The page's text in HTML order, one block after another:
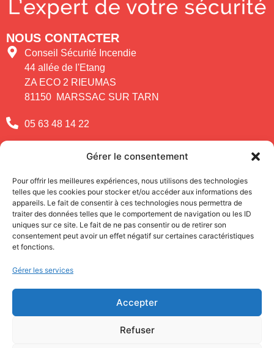
Gérer le consentement
Pour offrir les meilleures expériences, nous utilisons des technologies
telles que les cookies pour stocker et/ou accéder aux informations des
appareils. Le fait de consentir à ces technologies nous permettra de
traiter des données telles que le comportement de navigation ou les ID
uniques sur ce site. Le fait de ne pas consentir ou de retirer son
consentement peut avoir un effet négatif sur certaines caractéristiques
et fonctions.
Gérer les services
Accepter
Refuser
NOUS CONTACTER
Conseil Sécurité Incendie
44 allée de l'Etang
ZA ECO 2 RIEUMAS
81150 MARSSAC SUR TARN
05 63 48 14 22
contact@csi-mp.com
VOUS AVEZ UNE QUESTION ?
APPELEZ-NOUS !
05 63 48 14 22
INFORMATIONS
Qui sommes-nous
Mentions Légales
Politique de confidentialité